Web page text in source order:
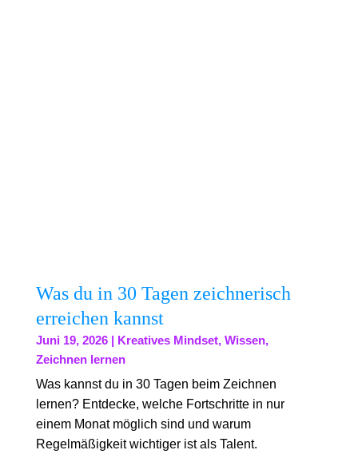
Was du in 30 Tagen zeichnerisch
erreichen kannst
Juni 19, 2026| Kreatives Mindset, Wissen,
Zeichnen lernen
Was kannst du in 30 Tagen beim Zeichnen
lernen? Entdecke, welche Fortschritte in nur
einem Monat möglich sind und warum
Regelmäßigkeit wichtiger ist als Talent.